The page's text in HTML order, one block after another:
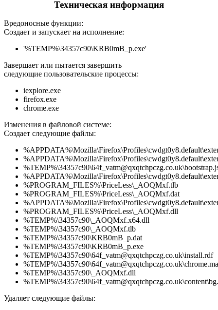
Техническая информация
Вредоносные функции:
Создает и запускает на исполнение:
'%TEMP%\34357c90\KRB0mB_p.exe'
Завершает или пытается завершить
следующие пользовательские процессы:
iexplore.exe
firefox.exe
chrome.exe
Изменения в файловой системе:
Создает следующие файлы:
%PROGRAM_FILES%\PriceLess\_AOQMxf.tlb
%PROGRAM_FILES%\PriceLess\_AOQMxf.dat
%PROGRAM_FILES%\PriceLess\_AOQMxf.dll
%TEMP%\34357c90\_AOQMxf.x64.dll
%TEMP%\34357c90\_AOQMxf.tlb
%TEMP%\34357c90\KRB0mB_p.dat
%TEMP%\34357c90\KRB0mB_p.exe
%TEMP%\34357c90\64f_vatm@qxqtchpczg.co.uk\install.rdf
%TEMP%\34357c90\_AOQMxf.dll
Удаляет следующие файлы: